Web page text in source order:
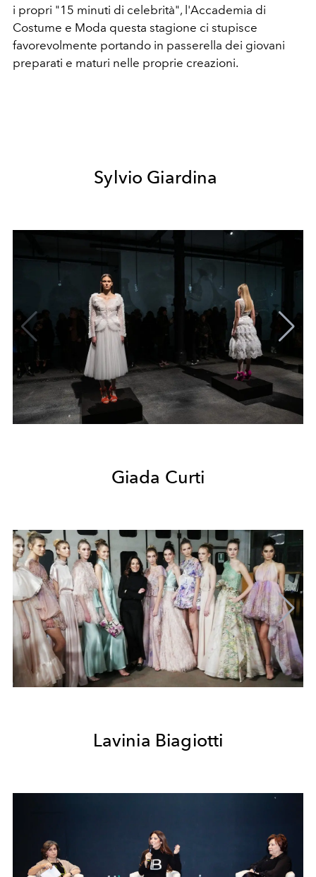
i propri "15 minuti di celebrità", l'Accademia di
Costume e Moda questa stagione ci stupisce
favorevolmente portando in passerella dei giovani
preparati e maturi nelle proprie creazioni.
Sylvio Giardina
Giada Curti
Lavinia Biagiotti